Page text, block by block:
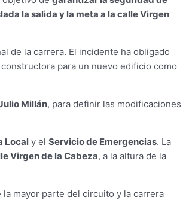
la salida y la meta a la calle Virgen
de la carrera. El incidente ha obligado
para un nuevo edificio como
Millán, para definir las modificaciones
Local y el Servicio de Emergencias. La
Virgen de la Cabeza, a la altura de la
mayor parte del circuito y la carrera